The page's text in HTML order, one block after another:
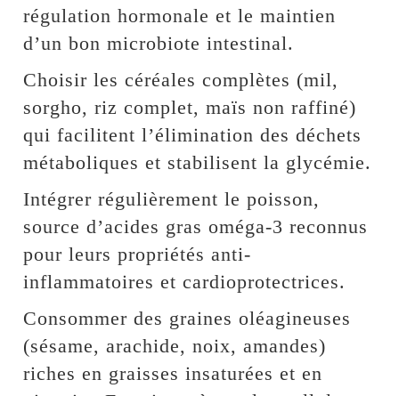
régulation hormonale et le maintien
d’un bon microbiote intestinal.
Choisir les céréales complètes (mil,
sorgho, riz complet, maïs non raffiné)
qui facilitent l’élimination des déchets
métaboliques et stabilisent la glycémie.
Intégrer régulièrement le poisson,
source d’acides gras oméga-3 reconnus
pour leurs propriétés anti-
inflammatoires et cardioprotectrices.
Consommer des graines oléagineuses
(sésame, arachide, noix, amandes)
riches en graisses insaturées et en